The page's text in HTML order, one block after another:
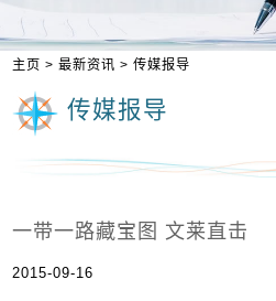
主页 >最新资讯 >传媒报导
传媒报导
一带一路藏宝图 文莱直击
2015-09-16